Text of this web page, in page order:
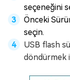
seçeneğini
Önceki
seçin.
USB flash
döndürmek